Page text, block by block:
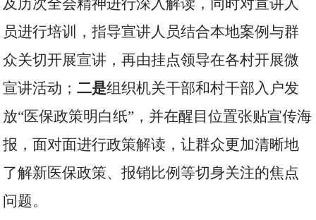
及历次全会精神进行深入解读，同时对宣讲人
员进行培训，指导宣讲人员结合本地案例与群
众关切开展宣讲，再由挂点领导在各村开展微
宣讲活动；二是组织机关干部和村干部入户发
放“医保政策明白纸”，并在醒目位置张贴宣传海
报，面对面进行政策解读，让群众更加清晰地
了解新医保政策、报销比例等切身关注的焦点
问题。